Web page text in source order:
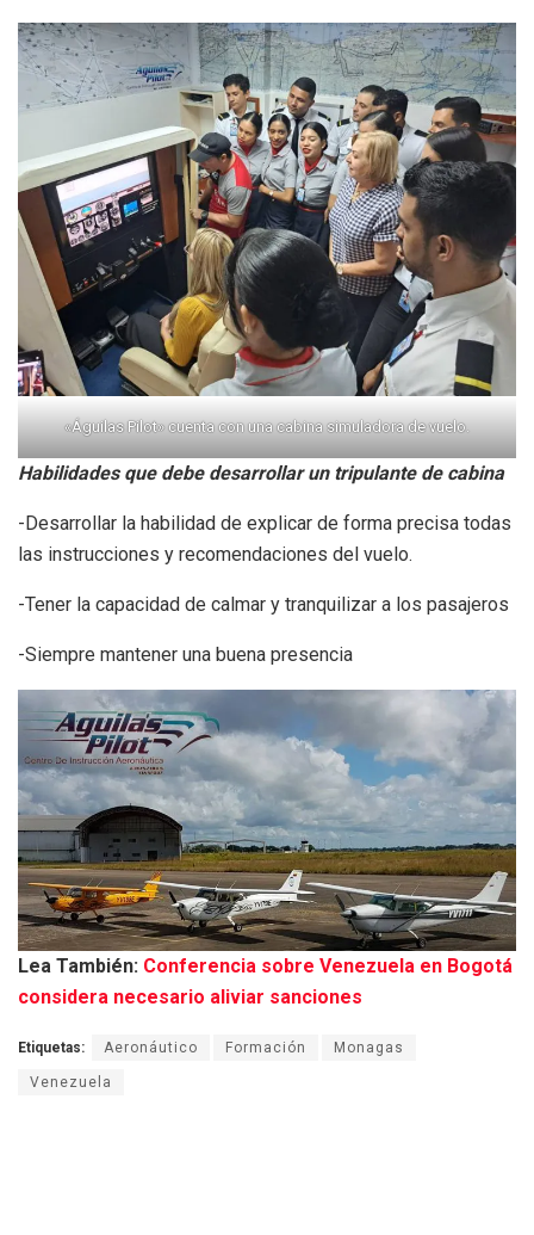
«Águilas Pilot» cuenta con una cabina simuladora de vuelo.
Habilidades que debe desarrollar un tripulante de cabina
-Desarrollar la habilidad de explicar de forma precisa todas
las instrucciones y recomendaciones del vuelo.
-Tener la capacidad de calmar y tranquilizar a los pasajeros
-Siempre mantener una buena presencia
Lea También: Conferencia sobre Venezuela en Bogotá
considera necesario aliviar sanciones
Etiquetas: Aeronáutico Formación Monagas
Venezuela